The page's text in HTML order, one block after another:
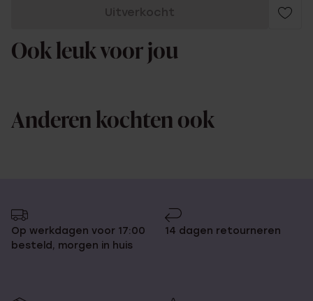
Uitverkocht
Ook leuk voor jou
Anderen kochten ook
Op werkdagen voor 17:00
besteld, morgen in huis
14 dagen retourneren